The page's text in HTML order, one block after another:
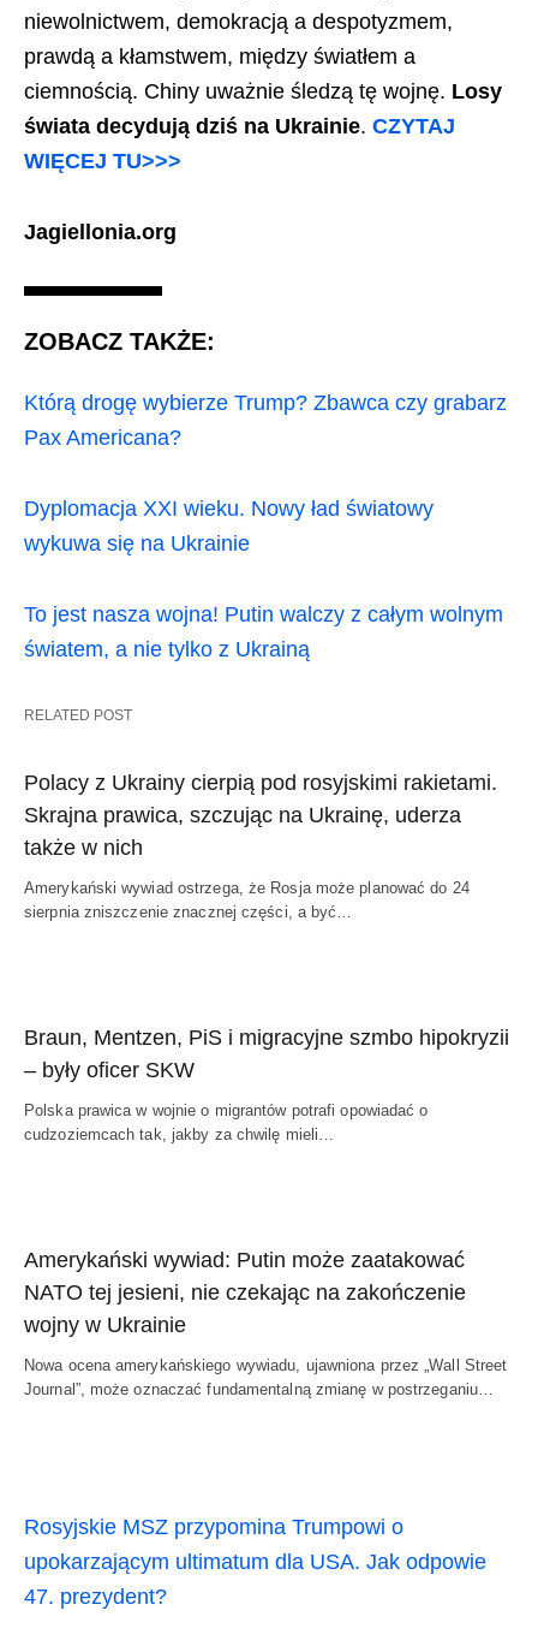
niewolnictwem, demokracją a despotyzmem,
prawdą a kłamstwem, między światłem a
ciemnością. Chiny uważnie śledzą tę wojnę. Losy
świata decydują dziś na Ukrainie. CZYTAJ
WIĘCEJ TU>>>
Jagiellonia.org
ZOBACZ TAKŻE:
Którą drogę wybierze Trump? Zbawca czy grabarz
Pax Americana?
Dyplomacja XXI wieku. Nowy ład światowy
wykuwa się na Ukrainie
To jest nasza wojna! Putin walczy z całym wolnym
światem, a nie tylko z Ukrainą
RELATED POST
Polacy z Ukrainy cierpią pod rosyjskimi rakietami.
Skrajna prawica, szczując na Ukrainę, uderza
także w nich
Amerykański wywiad ostrzega, że Rosja może planować do 24
sierpnia zniszczenie znacznej części, a być…
Braun, Mentzen, PiS i migracyjne szmbo hipokryzii
– były oficer SKW
Polska prawica w wojnie o migrantów potrafi opowiadać o
cudzoziemcach tak, jakby za chwilę mieli…
Amerykański wywiad: Putin może zaatakować
NATO tej jesieni, nie czekając na zakończenie
wojny w Ukrainie
Nowa ocena amerykańskiego wywiadu, ujawniona przez „Wall Street
Journal”, może oznaczać fundamentalną zmianę w postrzeganiu…
Rosyjskie MSZ przypomina Trumpowi o
upokarzającym ultimatum dla USA. Jak odpowie
47. prezydent?